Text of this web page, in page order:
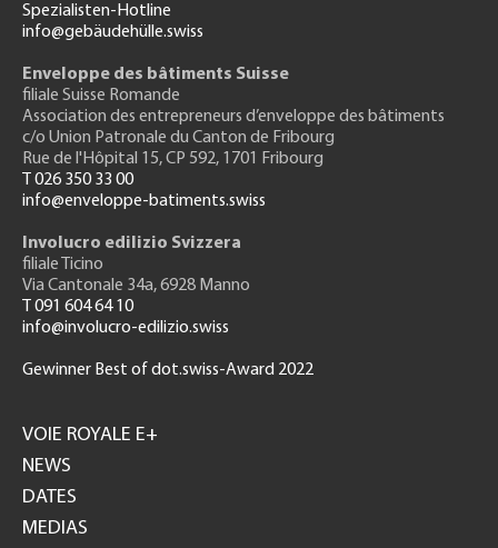
Spezialisten-Hotline
info@gebäudehülle.swiss
Enveloppe des bâtiments Suisse
filiale Suisse Romande
Association des entrepreneurs d’enveloppe des bâtiments
c/o Union Patronale du Canton de Fribourg
Rue de l'Hôpital 15, CP 592, 1701 Fribourg
T 026 350 33 00
info@enveloppe-batiments.swiss
Involucro edilizio Svizzera
filiale Ticino
Via Cantonale 34a, 6928 Manno
T 091 604 64 10
info@involucro-edilizio.swiss
Gewinner Best of dot.swiss-Award 2022
GH
VOIE ROYALE E+
NEWS
DATES
MEDIAS